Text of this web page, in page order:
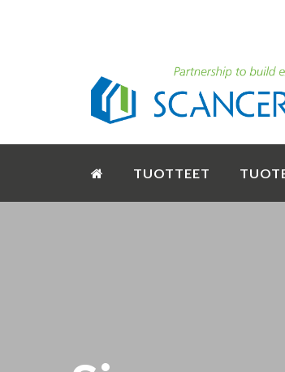
TUOTTEET